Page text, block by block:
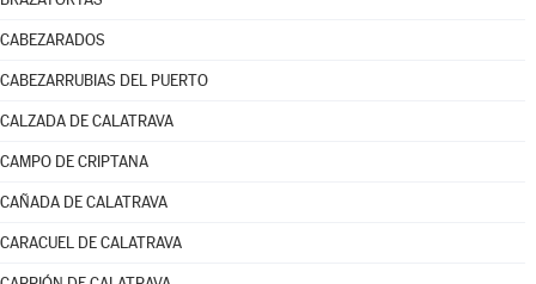
CABEZARADOS
CABEZARRUBIAS DEL PUERTO
CALZADA DE CALATRAVA
CAMPO DE CRIPTANA
CAÑADA DE CALATRAVA
CARACUEL DE CALATRAVA